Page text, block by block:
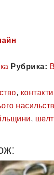
Рубрика:
,
,